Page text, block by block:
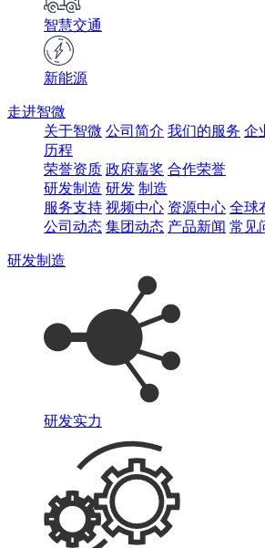
智慧交通
新能源
走进智微
关于智微 公司简介 我们的服务 企
历程
荣誉资质 政府嘉奖 合作荣誉
研发制造 研发 制造
服务支持 视频中心 资源中心 全球
公司动态 集团动态 产品新闻 常见
研发制造
研发实力